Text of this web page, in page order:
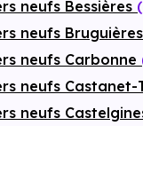
neufs Bessières
neufs Bruguières
neufs Carbonne
neufs Castanet-
neufs